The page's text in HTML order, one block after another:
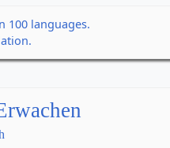
100 languages.